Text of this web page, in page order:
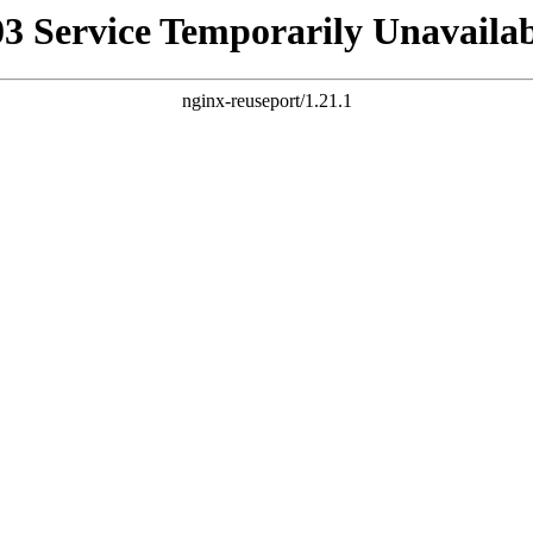
Service Temporarily
nginx-reuseport/1.21.1